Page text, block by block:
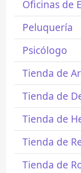
Oficinas de
Peluquería
Psicólogo
Tienda de
Tienda de
Tienda de
Tienda de
Tienda de